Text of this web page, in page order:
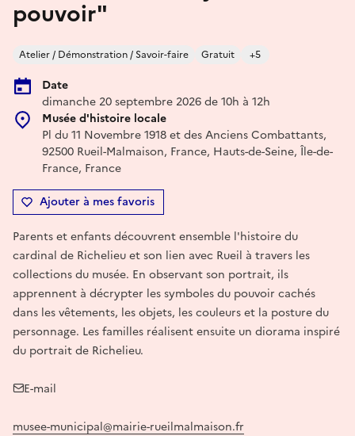
pouvoir"
Atelier / Démonstration / Savoir-faire Gratuit +5
Date
dimanche 20 septembre 2026 de 10h à 12h
Musée d'histoire locale
Pl du 11 Novembre 1918 et des Anciens Combattants,
92500 Rueil-Malmaison, France, Hauts-de-Seine, Île-de-
France, France
Ajouter à mes favoris
Parents et enfants découvrent ensemble l'histoire du
cardinal de Richelieu et son lien avec Rueil à travers les
collections du musée. En observant son portrait, ils
apprennent à décrypter les symboles du pouvoir cachés
dans les vêtements, les objets, les couleurs et la posture du
personnage. Les familles réalisent ensuite un diorama inspiré
du portrait de Richelieu.
E-mail
musee-municipal@mairie-rueilmalmaison.fr